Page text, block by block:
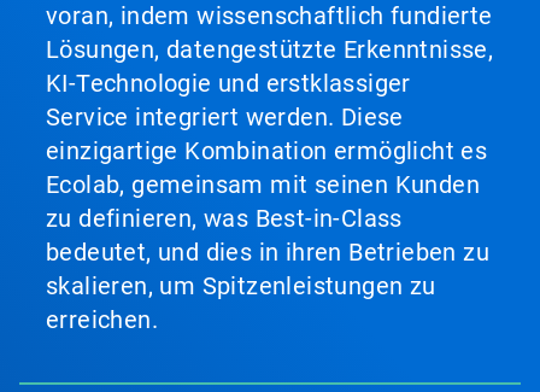
voran, indem wissenschaftlich fundierte
Lösungen, datengestützte Erkenntnisse,
KI-Technologie und erstklassiger
Service integriert werden. Diese
einzigartige Kombination ermöglicht es
Ecolab, gemeinsam mit seinen Kunden
zu definieren, was Best-in-Class
bedeutet, und dies in ihren Betrieben zu
skalieren, um Spitzenleistungen zu
erreichen.